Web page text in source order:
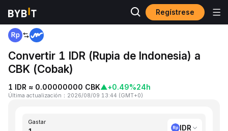
Regístrese
Inicio IDR to CBK
Convertir 1 IDR (Rupia de Indonesia) a
CBK (Cobak)
1 IDR ≈ 0.00000000 CBK▲+0.49%24h
Última actualización ： 2026/08/09 13:44 (GMT+0)
Gastar
IDR